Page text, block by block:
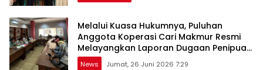
Melalui Kuasa Hukumnya, Puluhan
Anggota Koperasi Cari Makmur Resmi
Melayangkan Laporan Dugaan Penipuan,
Penggelapan, & TPPU
News Jumat, 26 Juni 2026 7:29